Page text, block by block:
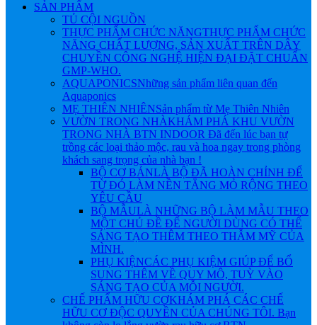
SẢN PHẨM
TỦ CỘI NGUỒN
THỰC PHẨM CHỨC NĂNGTHỰC PHẨM CHỨC
NĂNG CHẤT LƯỢNG, SẢN XUẤT TRÊN DÂY
CHUYỀN CÔNG NGHỆ HIỆN ĐẠI ĐẶT CHUẨN
GMP-WHO.
AQUAPONICSNhững sản phẩm liên quan đến
Aquaponics
MẸ THIÊN NHIÊNSản phẩm từ Mẹ Thiên Nhiên
VƯỜN TRONG NHÀKHÁM PHÁ KHU VƯỜN
TRONG NHÀ BTN INDOOR Đã đến lúc bạn tự
trồng các loại thảo mộc, rau và hoa ngay trong phòng
khách sang trọng của nhà bạn !
BỘ CƠ BẢNLÀ BỘ ĐÃ HOÀN CHỈNH ĐỂ
TỪ ĐÓ LÀM NỀN TẲNG MỎ RỘNG THEO
YÊU CẦU
BỘ MẪULÀ NHỮNG BỘ LÀM MẪU THEO
MỘT CHỦ ĐỀ ĐỂ NGƯỜI DÙNG CÓ THỂ
SÁNG TẠO THÊM THEO THẪM MỸ CỦA
MÌNH.
PHỤ KIỆNCÁC PHỤ KIỆM GIÚP ĐỂ BỔ
SUNG THÊM VỀ QUY MÔ, TUỲ VÀO
SÁNG TẠO CỦA MỖI NGƯỜI.
CHẾ PHẨM HỮU CƠKHÁM PHÁ CÁC CHẾ
HỮU CƠ ĐỘC QUYỀN CỦA CHÚNG TÔI. Bạn